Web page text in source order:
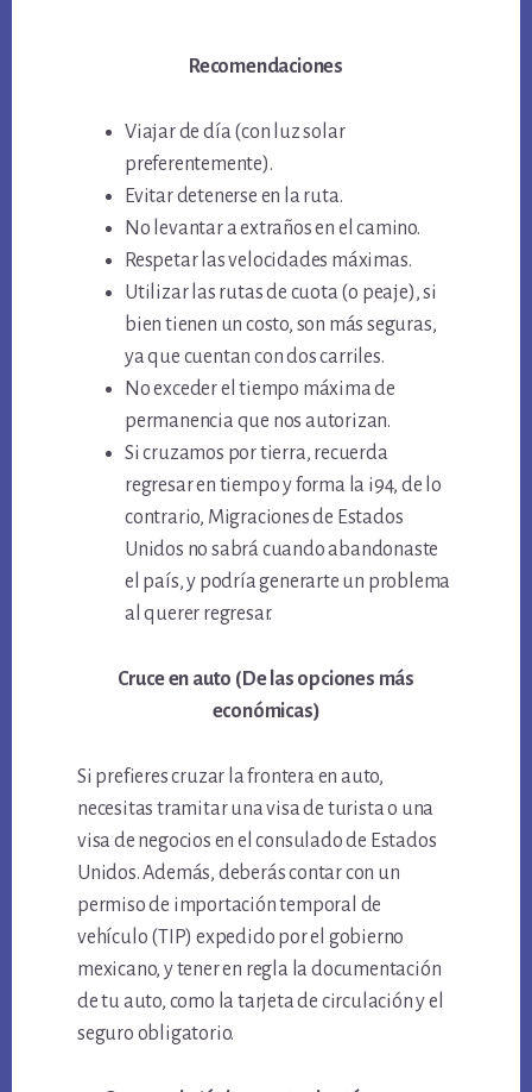
Recomendaciones
Viajar de día (con luz solar
preferentemente).
Evitar detenerse en la ruta.
No levantar a extraños en el camino.
Respetar las velocidades máximas.
Utilizar las rutas de cuota (o peaje), si
bien tienen un costo, son más seguras,
ya que cuentan con dos carriles.
No exceder el tiempo máxima de
permanencia que nos autorizan.
Si cruzamos por tierra, recuerda
regresar en tiempo y forma la i94, de lo
contrario, Migraciones de Estados
Unidos no sabrá cuando abandonaste
el país, y podría generarte un problema
al querer regresar.
Cruce en auto (De las opciones más
económicas)
Si prefieres cruzar la frontera en auto,
necesitas tramitar una visa de turista o una
visa de negocios en el consulado de Estados
Unidos. Además, deberás contar con un
permiso de importación temporal de
vehículo (TIP) expedido por el gobierno
mexicano, y tener en regla la documentación
de tu auto, como la tarjeta de circulación y el
seguro obligatorio.